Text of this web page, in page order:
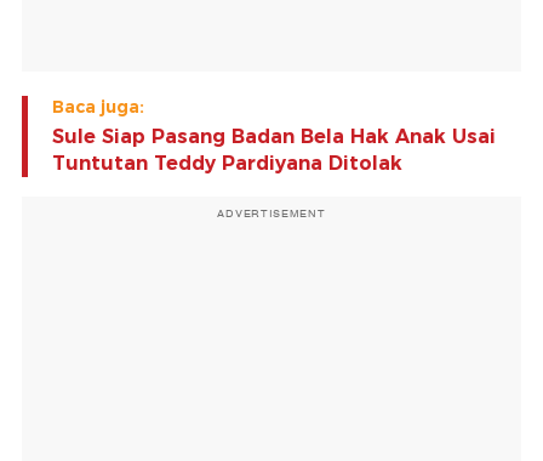
Baca juga:
Sule Siap Pasang Badan Bela Hak Anak Usai
Tuntutan Teddy Pardiyana Ditolak
ADVERTISEMENT